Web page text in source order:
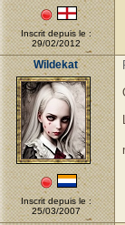
Inscrit depuis le :
29/02/2012
Wildekat
Inscrit depuis le :
25/03/2007